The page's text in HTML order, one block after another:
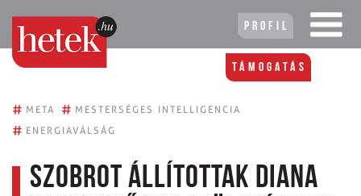
Profil
Támogatás
# META # MESTERSÉGES INTELLIGENCIA
# ENERGIAVÁLSÁG
Szobrot állítottak Diana